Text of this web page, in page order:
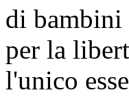
di bambini
per la
l'unico